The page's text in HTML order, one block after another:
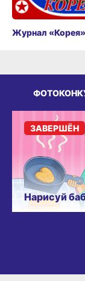
Журнал
Нарисуй
ЗАВЕРШЁН